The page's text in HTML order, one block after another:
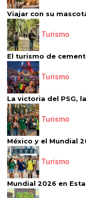
Viajar con su
Turismo
El turismo de
Turismo
La victoria del PSG,
Turismo
México y el Mundial
Turismo
Mundial 2026 en